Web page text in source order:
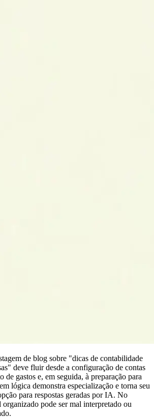
de blog sobre "dicas de contabilidade
deve fluir desde a configuração de contas
de gastos e, em seguida, à preparação para
lógica demonstra especialização e torna seu
para respostas geradas por IA. No
pode ser mal interpretado ou